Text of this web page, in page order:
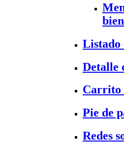
Listado
Detalle
Carrito
Pie de
Redes